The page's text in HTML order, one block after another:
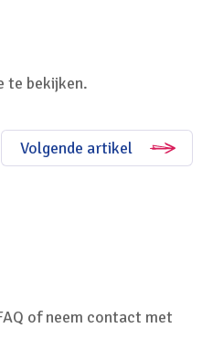
te bekijken.
Volgende artikel
of neem contact met